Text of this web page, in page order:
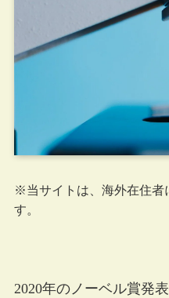
※当サイトは、海外在住者
す。
2020年のノーベル賞発